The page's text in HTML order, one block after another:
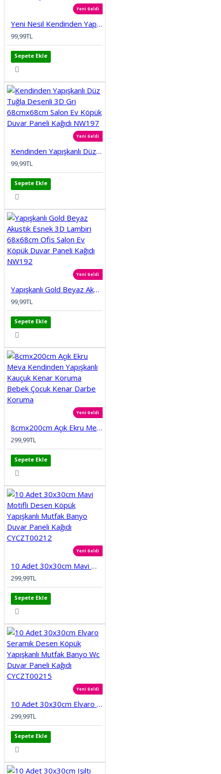
Yeni Geldi
Yeni Nesil Kendinden Yapışkanlı Esnek Sünger Renkli 3D Taş Tuğla Desen Duvar Kağıdı Paneli nw208
99,99TL
Sepete Ekle
Yeni Geldi
Kendinden Yapışkanlı Düz Tuğla Desenli 3D Gri 68cmx68cm Salon Ev Köpük Duvar Paneli Kağıdı NW197
99,99TL
Sepete Ekle
Yeni Geldi
Yapışkanlı Gold Beyaz Akustik Esnek 3D Lambiri 68x68cm Ofis Salon Ev Köpük Duvar Paneli Kağıdı NW192
99,99TL
Sepete Ekle
Yeni Geldi
8cmx200cm Açık Ekru Meva Kendinden Yapışkanlı Kauçuk Kenar Koruma Bebek Çocuk Kenar Darbe Koruma
299,99TL
Sepete Ekle
Yeni Geldi
10 Adet 30x30cm Mavi Motifli Desen Köpük Yapışkanlı Mutfak Banyo Duvar Paneli Kağıdı CYCZT00212
299,99TL
Sepete Ekle
Yeni Geldi
10 Adet 30x30cm Elvaro Seramik Desen Köpük Yapışkanlı Mutfak Banyo Wc Duvar Paneli Kağıdı CYCZT00215
299,99TL
Sepete Ekle